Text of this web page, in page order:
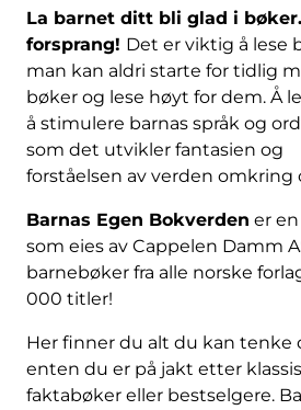
La barnet ditt bli glad i
forsprang! Det er viktig å lese
man kan aldri starte for tidlig
bøker og lese høyt for dem. Å
å stimulere barnas språk og
som det utvikler fantasien og
forståelsen av verden omkring
Barnas Egen Bokverden er
som eies av Cappelen Damm
barnebøker fra alle norske
000 titler!
Her finner du alt du kan tenke
enten du er på jakt etter
faktabøker eller bestselgere.